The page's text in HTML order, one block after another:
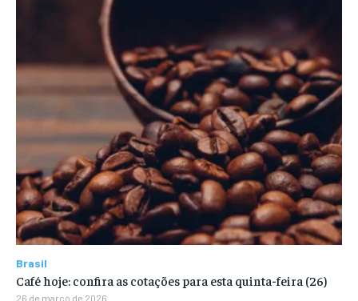
Brasil
Café hoje: confira as cotações para esta quinta-feira (26)
26 de março de 2026